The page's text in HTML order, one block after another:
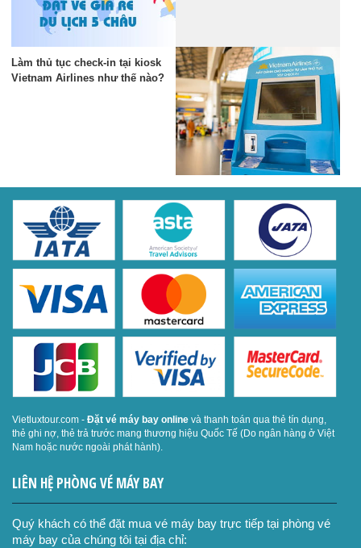
Làm thủ tục check-in tại kiosk
Vietnam Airlines như thế nào?
Vietluxtour.com - Đặt vé máy bay online và thanh toán qua thẻ tín dụng,
thẻ ghi nợ, thẻ trả trước mang thương hiệu Quốc Tế (Do ngân hàng ở Việt
Nam hoặc nước ngoài phát hành).
LIÊN HỆ PHÒNG VÉ MÁY BAY
Quý khách có thể đặt mua vé máy bay trực tiếp tại phòng vé
máy bay của chúng tôi tại địa chỉ: